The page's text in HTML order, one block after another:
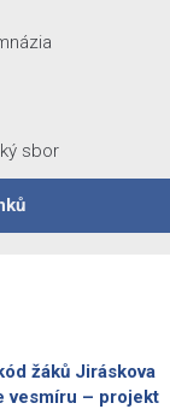
sbor
žáků Jiráskova
vesmíru – projekt